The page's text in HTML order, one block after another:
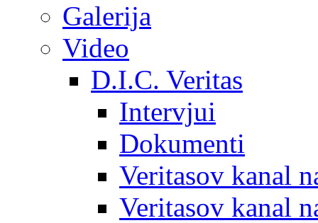
Galerija
Video
D.I.C. Veritas
Intervjui
Dokumenti
Veritasov kanal
Veritasov kanal